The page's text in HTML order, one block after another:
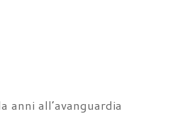
anni all’avanguardia